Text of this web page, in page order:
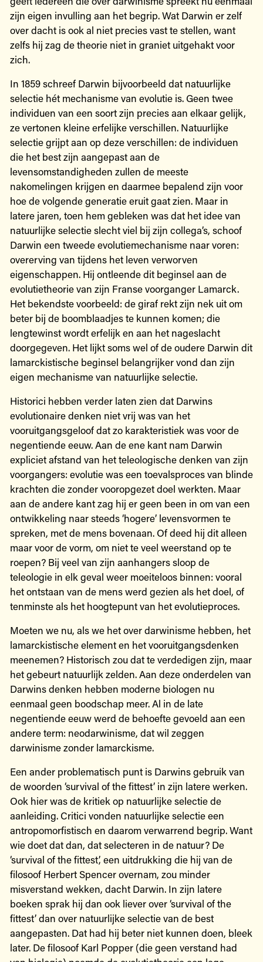
zijn eigen invulling aan het begrip. Wat Darwin er zelf
over dacht is ook al niet precies vast te stellen, want
zelfs hij zag de theorie niet in graniet uitgehakt voor
zich.
In 1859 schreef Darwin bijvoorbeeld dat natuurlijke
selectie hét mechanisme van evolutie is. Geen twee
individuen van een soort zijn precies aan elkaar gelijk,
ze vertonen kleine erfelijke verschillen. Natuurlijke
selectie grijpt aan op deze verschillen: de individuen
die het best zijn aangepast aan de
levensomstandigheden zullen de meeste
nakomelingen krijgen en daarmee bepalend zijn voor
hoe de volgende generatie eruit gaat zien. Maar in
latere jaren, toen hem gebleken was dat het idee van
natuurlijke selectie slecht viel bij zijn collega’s, schoof
Darwin een tweede evolutiemechanisme naar voren:
overerving van tijdens het leven verworven
eigenschappen. Hij ontleende dit beginsel aan de
evolutietheorie van zijn Franse voorganger Lamarck.
Het bekendste voorbeeld: de giraf rekt zijn nek uit om
beter bij de boomblaadjes te kunnen komen; die
lengtewinst wordt erfelijk en aan het nageslacht
doorgegeven. Het lijkt soms wel of de oudere Darwin dit
lamarckistische beginsel belangrijker vond dan zijn
eigen mechanisme van natuurlijke selectie.
Historici hebben verder laten zien dat Darwins
evolutionaire denken niet vrij was van het
vooruitgangsgeloof dat zo karakteristiek was voor de
negentiende eeuw. Aan de ene kant nam Darwin
expliciet afstand van het teleologische denken van zijn
voorgangers: evolutie was een toevalsproces van blinde
krachten die zonder vooropgezet doel werkten. Maar
aan de andere kant zag hij er geen been in om van een
ontwikkeling naar steeds ‘hogere’ levensvormen te
spreken, met de mens bovenaan. Of deed hij dit alleen
maar voor de vorm, om niet te veel weerstand op te
roepen? Bij veel van zijn aanhangers sloop de
teleologie in elk geval weer moeiteloos binnen: vooral
het ontstaan van de mens werd gezien als het doel, of
tenminste als het hoogtepunt van het evolutieproces.
Moeten we nu, als we het over darwinisme hebben, het
lamarckistische element en het vooruitgangsdenken
meenemen? Historisch zou dat te verdedigen zijn, maar
het gebeurt natuurlijk zelden. Aan deze onderdelen van
Darwins denken hebben moderne biologen nu
eenmaal geen boodschap meer. Al in de late
negentiende eeuw werd de behoefte gevoeld aan een
andere term: neodarwinisme, dat wil zeggen
darwinisme zonder lamarckisme.
Een ander problematisch punt is Darwins gebruik van
de woorden ‘survival of the fittest’ in zijn latere werken.
Ook hier was de kritiek op natuurlijke selectie de
aanleiding. Critici vonden natuurlijke selectie een
antropomorfistisch en daarom verwarrend begrip. Want
wie doet dat dan, dat selecteren in de natuur? De
‘survival of the fittest’, een uitdrukking die hij van de
filosoof Herbert Spencer overnam, zou minder
misverstand wekken, dacht Darwin. In zijn latere
boeken sprak hij dan ook liever over ‘survival of the
fittest’ dan over natuurlijke selectie van de best
aangepasten. Dat had hij beter niet kunnen doen, bleek
later. De filosoof Karl Popper (die geen verstand had